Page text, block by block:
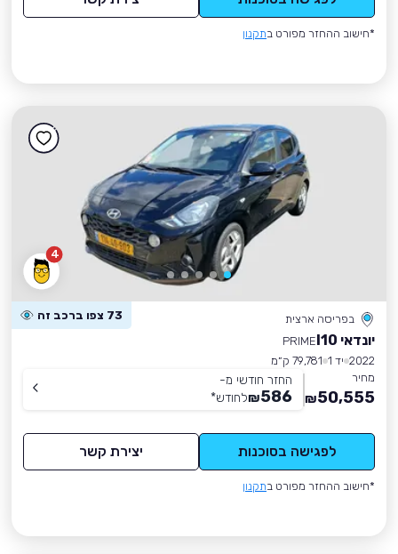
*חישוב ההחזר מפורט בתקנון
4
בפריסה ארצית 73 צפו ברכב זה
יונדאי I10
PRIME
2022 יד 1
79,781 ק״מ
מחיר
50,555
₪
החזר חודשי מ-
586
₪לחודש*
לפגישה בסוכנות יצירת קשר
*חישוב ההחזר מפורט בתקנון